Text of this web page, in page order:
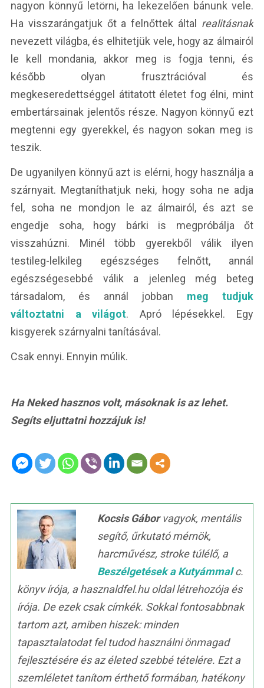
nagyon könnyű letörni, ha lekezelően bánunk vele.
Ha visszarángatjuk őt a felnőttek által realitásnak
nevezett világba, és elhitetjük vele, hogy az álmairól
le kell mondania, akkor meg is fogja tenni, és
később olyan frusztrációval és
megkeseredettséggel átitatott életet fog élni, mint
embertársainak jelentős része. Nagyon könnyű ezt
megtenni egy gyerekkel, és nagyon sokan meg is
teszik.
De ugyanilyen könnyű azt is elérni, hogy használja a
szárnyait. Megtaníthatjuk neki, hogy soha ne adja
fel, soha ne mondjon le az álmairól, és azt se
engedje soha, hogy bárki is megpróbálja őt
visszahúzni. Minél több gyerekből válik ilyen
testileg-lelkileg egészséges felnőtt, annál
egészségesebbé válik a jelenleg még beteg
társadalom, és annál jobban meg tudjuk
változtatni a világot. Apró lépésekkel. Egy
kisgyerek szárnyalni tanításával.
Csak ennyi. Ennyin múlik.
Ha Neked hasznos volt, másoknak is az lehet.
Segíts eljuttatni hozzájuk is!
Kocsis Gáborvagyok, mentális
segítő, űrkutató mérnök,
harcművész, stroke túlélő, a
Beszélgetések a Kutyámmalc.
könyv írója, a hasznaldfel.hu oldal létrehozója és
írója. De ezek csak címkék. Sokkal fontosabbnak
tartom azt, amiben hiszek: minden
tapasztalatodat fel tudod használni önmagad
fejlesztésére és az életed szebbé tételére. Ezt a
szemléletet tanítom érthető formában, hatékony